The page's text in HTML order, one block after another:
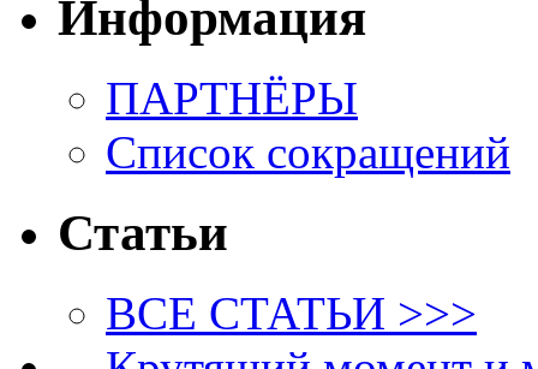
Информация
ПАРТНЁРЫ
Список сокращений
Статьи
ВСЕ СТАТЬИ >>>